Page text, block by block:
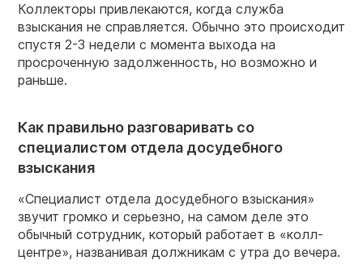
Коллекторы привлекаются, когда служба
взыскания не справляется. Обычно это происходит
спустя 2-3 недели с момента выхода на
просроченную задолженность, но возможно и
раньше.
Как правильно разговаривать со
специалистом отдела досудебного
взыскания
«Специалист отдела досудебного взыскания»
звучит громко и серьезно, на самом деле это
обычный сотрудник, который работает в «колл-
центре», названивая должникам с утра до вечера.